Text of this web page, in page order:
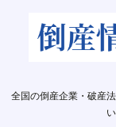
全国の倒産企業・破産